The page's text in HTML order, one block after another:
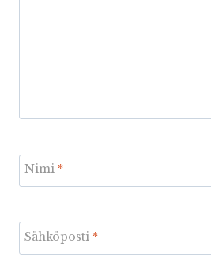
Nimi *
Sähköposti *